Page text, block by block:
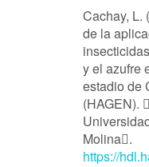
Cachay, L.
de la
y el azufre
estadio de
(HAGEN).
Molina.
https://